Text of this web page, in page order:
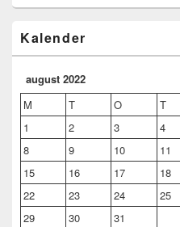
Kalender
august 2022
M
T O T
1
2 3 4
8
9 10 11
15
16 17 18
22
23 24 25
29
30 31